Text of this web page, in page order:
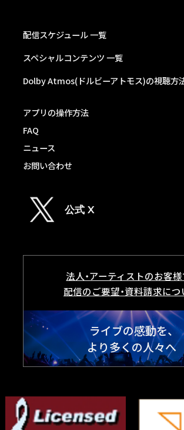
配信スケジュール 一覧
スペシャルコンテンツ 一覧
Dolby Atmos(ドルビーアトモス)の視聴方
アプリの操作方法
FAQ
ニュース
お問い合わせ
公式 X
法人・アーティストのお客様
配信のご要望・資料請求につ
ライブの感動を、
より多くの人々へ